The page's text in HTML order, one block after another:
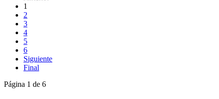
1
2
3
4
5
6
Siguiente
Final
Página 1 de 6